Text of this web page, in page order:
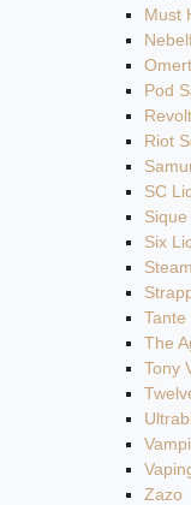
Must
Pod
Riot
SC
Sique
Six
Tante
The
Tony
Zazo